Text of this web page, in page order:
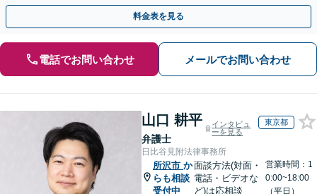
借契約書の作成／離婚の財産分与等【千葉中央駅5分】
料金表を見る
電話でお問い合わせ メールでお問い合わせ
山口 耕平
弁護士
インタビュ
ーを見る
東京都
日比谷見附法律事務所
所沢市 か
らも相談
受付中
面談方法(対面・
電話・ビデオな
ど)は応相談
営業時間：1
0:00~18:00
（平日）